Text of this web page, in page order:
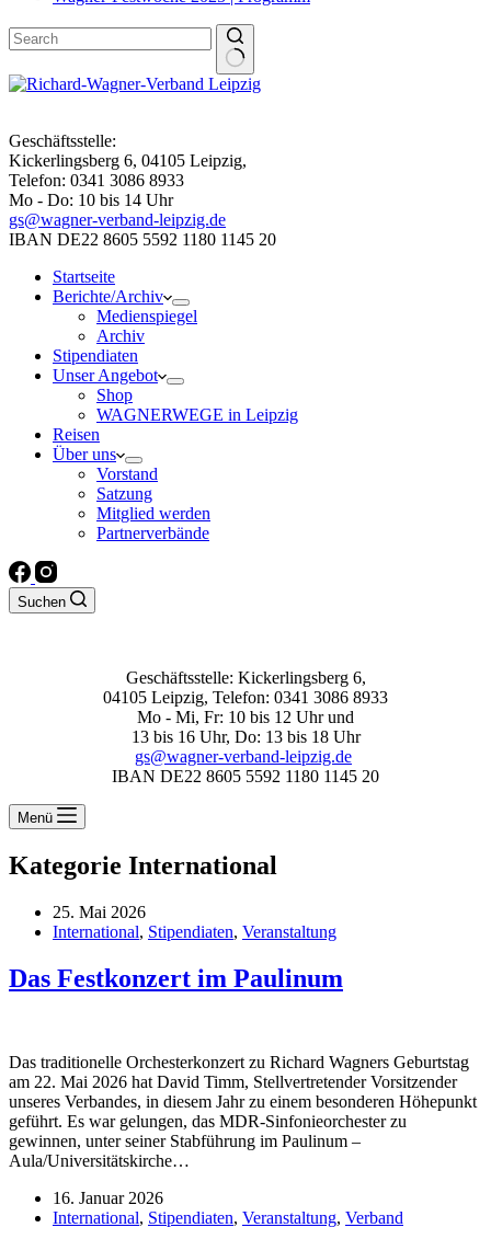
Geschäftsstelle:
Kickerlingsberg 6, 04105 Leipzig,
Telefon: 0341 3086 8933
Mo - Do: 10 bis 14 Uhr
gs@wagner-verband-leipzig.de
IBAN DE22 8605 5592 1180 1145 20
Startseite
Berichte/Archiv
Medienspiegel
Archiv
Stipendiaten
Unser Angebot
Shop
WAGNERWEGE in Leipzig
Reisen
Über uns
Vorstand
Satzung
Mitglied werden
Partnerverbände
Suchen
Geschäftsstelle: Kickerlingsberg 6,
04105 Leipzig, Telefon: 0341 3086 8933
Mo - Mi, Fr: 10 bis 12 Uhr und
13 bis 16 Uhr, Do: 13 bis 18 Uhr
gs@wagner-verband-leipzig.de
IBAN DE22 8605 5592 1180 1145 20
Menü
Kategorie International
25. Mai 2026
International, Stipendiaten, Veranstaltung
Das Festkonzert im Paulinum
Das traditionelle Orchesterkonzert zu Richard Wagners Geburtstag
am 22. Mai 2026 hat David Timm, Stellvertretender Vorsitzender
unseres Verbandes, in diesem Jahr zu einem besonderen Höhepunkt
geführt. Es war gelungen, das MDR-Sinfonieorchester zu
gewinnen, unter seiner Stabführung im Paulinum –
Aula/Universitätskirche…
16. Januar 2026
International, Stipendiaten, Veranstaltung, Verband